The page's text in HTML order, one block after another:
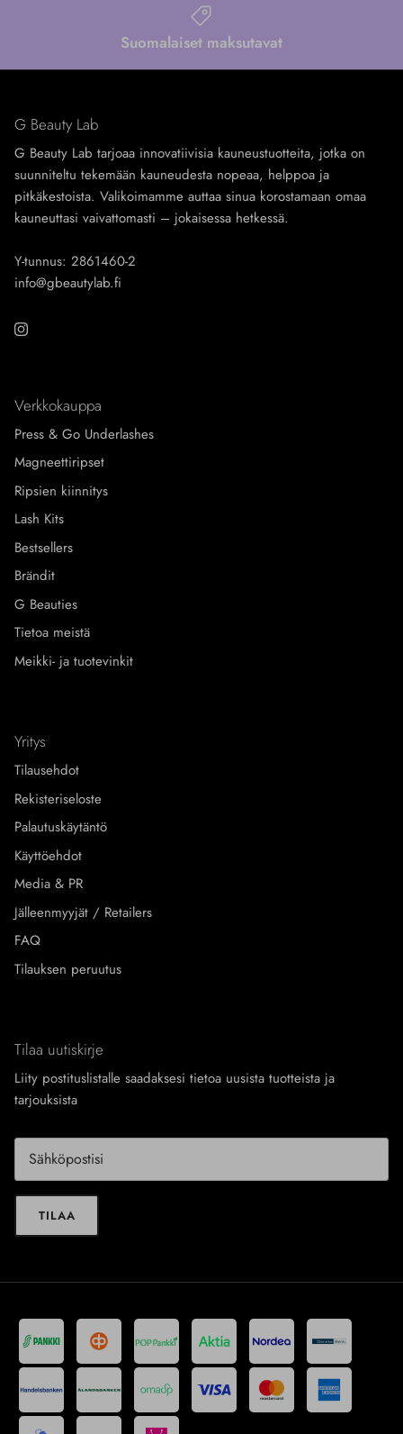
Suomalaiset maksutavat
G Beauty Lab
G Beauty Lab tarjoaa innovatiivisia kauneustuotteita, jotka on
suunniteltu tekemään kauneudesta nopeaa, helppoa ja
pitkäkestoista. Valikoimamme auttaa sinua korostamaan omaa
kauneuttasi vaivattomasti – jokaisessa hetkessä.
Y-tunnus: 2861460-2
info@gbeautylab.fi
Instagram
Verkkokauppa
Press & Go Underlashes
Magneettiripset
Ripsien kiinnitys
Lash Kits
Bestsellers
Brändit
G Beauties
Tietoa meistä
Meikki- ja tuotevinkit
Yritys
Tilausehdot
Rekisteriseloste
Palautuskäytäntö
Käyttöehdot
Media & PR
Jälleenmyyjät / Retailers
FAQ
Tilauksen peruutus
Tilaa uutiskirje
Liity postituslistalle saadaksesi tietoa uusista tuotteista ja
tarjouksista
TILAA